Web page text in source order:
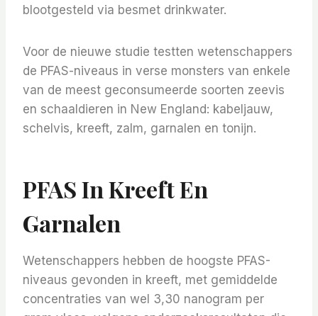
blootgesteld via besmet drinkwater.
Voor de nieuwe studie testten wetenschappers
de PFAS-niveaus in verse monsters van enkele
van de meest geconsumeerde soorten zeevis
en schaaldieren in New England: kabeljauw,
schelvis, kreeft, zalm, garnalen en tonijn.
PFAS In Kreeft En
Garnalen
Wetenschappers hebben de hoogste PFAS-
niveaus gevonden in kreeft, met gemiddelde
concentraties van wel 3,30 nanogram per